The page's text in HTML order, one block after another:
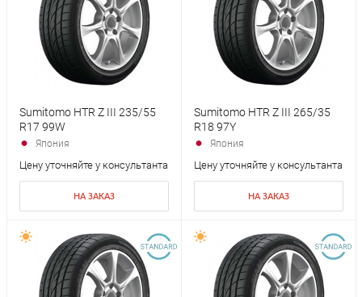
Sumitomo HTR Z III 235/55
R17 99W
Япония
Цену уточняйте у консультанта
НА ЗАКАЗ
Sumitomo HTR Z III 265/35
R18 97Y
Япония
Цену уточняйте у консультанта
НА ЗАКАЗ